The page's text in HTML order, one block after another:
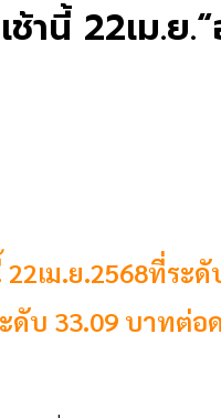
ช้านี้ 22เม.
22เม.ย.2568ที่ร
บ 33.09 บาทต่อ